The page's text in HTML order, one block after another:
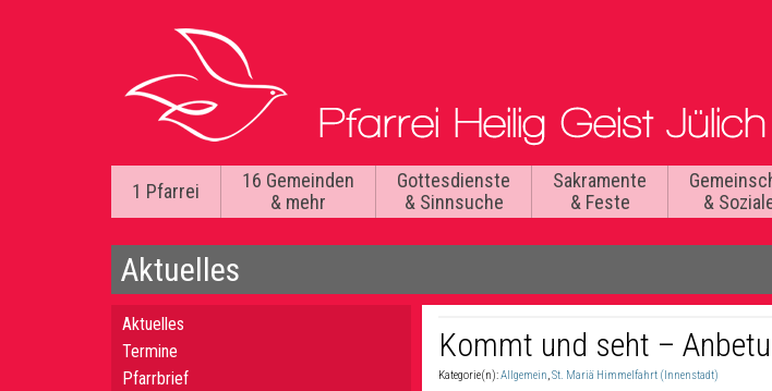
1 Pfarrei
16 Gemeinden
& mehr
Gottesdienste
& Sinnsuche
Sakramente
& Feste
&
Aktuelles
Kommt und seht –
Kategorie(n):Allgemein,St. Mariä Himmelfahrt (Innenstadt)
Aktuelles
Termine
Pfarrbrief